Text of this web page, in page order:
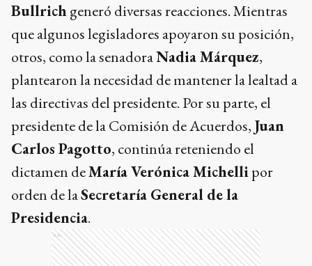
Bullrichgeneró diversas reacciones. Mientras
que algunos legisladores apoyaron su posición,
otros, como la senadoraNadia Márquez,
plantearon la necesidad de mantener la lealtad a
las directivas del presidente. Por su parte, el
presidente de la Comisión de Acuerdos, Juan
Carlos Pagotto, continúa reteniendo el
dictamen deMaría Verónica Michellipor
orden de laSecretaría General de la
Presidencia.
Ads